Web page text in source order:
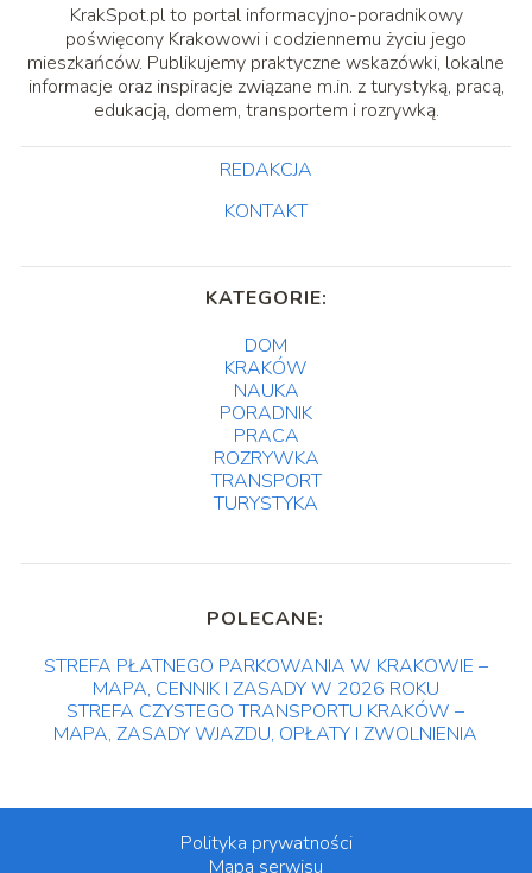
KrakSpot.pl to portal informacyjno-poradnikowy
poświęcony Krakowowi i codziennemu życiu jego
mieszkańców. Publikujemy praktyczne wskazówki, lokalne
informacje oraz inspiracje związane m.in. z turystyką, pracą,
edukacją, domem, transportem i rozrywką.
REDAKCJA
KONTAKT
KATEGORIE:
DOM
KRAKÓW
NAUKA
PORADNIK
PRACA
ROZRYWKA
TRANSPORT
TURYSTYKA
POLECANE:
STREFA PŁATNEGO PARKOWANIA W KRAKOWIE –
MAPA, CENNIK I ZASADY W 2026 ROKU
STREFA CZYSTEGO TRANSPORTU KRAKÓW –
MAPA, ZASADY WJAZDU, OPŁATY I ZWOLNIENIA
Polityka prywatności
Mapa serwisu